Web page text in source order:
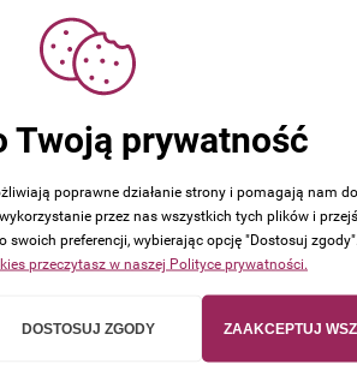
zł
kolekcja 2026
Twoją prywatność
poprawne działanie strony i pomagają nam
przez nas wszystkich tych plików i
swoich preferencji, wybierając opcję "Dostosuj zgody".
przeczytasz w naszej Polityce prywatności.
DOSTOSUJ ZGODY ZAAKCEPTUJ